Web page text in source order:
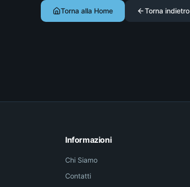
Torna alla Home Torna indietro
Informazioni
Chi Siamo
Contatti